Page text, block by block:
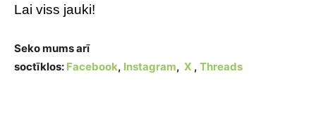
Lai viss jauki!
Seko mums arī
soctīklos: Facebook, Instagram, X , Threads